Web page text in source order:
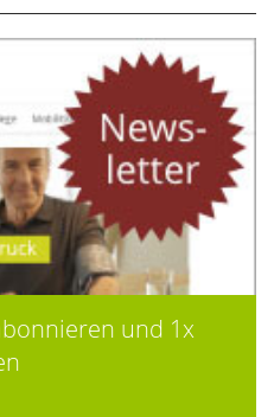
und 1x